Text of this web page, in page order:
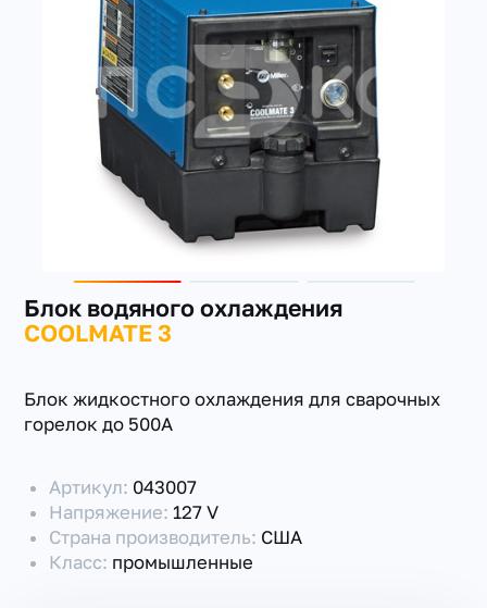
+7(351) 223-98-74
заказать звонок
Блок водяного охлаждения
COOLMATE 3
Блок жидкостного охлаждения для сварочных
горелок до 500А
Артикул: 043007
Напряжение: 127 V
Страна производитель: США
Класс: промышленные